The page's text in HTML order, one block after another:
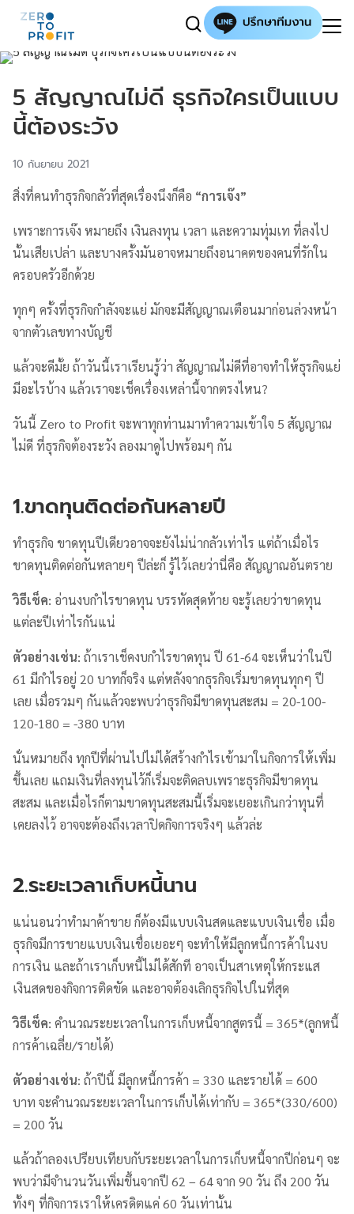
5 สัญญาณไม่ดี ธุรกิจใครเป็นแบบ
นี้ต้องระวัง
10 กันยายน 2021
สิ่งที่คนทำธุรกิจกลัวที่สุดเรื่องนึงก็คือ “การเจ๊ง”
เพราะการเจ๊ง หมายถึง เงินลงทุน เวลา และความทุ่มเท ที่ลงไป
นั้นเสียเปล่า และบางครั้งมันอาจหมายถึงอนาคตของคนที่รักใน
ครอบครัวอีกด้วย
ทุกๆ ครั้งที่ธุรกิจกำลังจะแย่ มักจะมีสัญญาณเตือนมาก่อนล่วงหน้า
จากตัวเลขทางบัญชี
แล้วจะดีมั้ย ถ้าวันนี้เราเรียนรู้ว่า สัญญาณไม่ดีที่อาจทำให้ธุรกิจแย่
มีอะไรบ้าง แล้วเราจะเช็คเรื่องเหล่านี้จากตรงไหน?
วันนี้ Zero to Profit จะพาทุกท่านมาทำความเข้าใจ 5 สัญญาณ
ไม่ดี ที่ธุรกิจต้องระวัง ลองมาดูไปพร้อมๆ กัน
1.ขาดทุนติดต่อกันหลายปี
ทำธุรกิจ ขาดทุนปีเดียวอาจจะยังไม่น่ากลัวเท่าไร แต่ถ้าเมื่อไร
ขาดทุนติดต่อกันหลายๆ ปีล่ะก็ รู้ไว้เลยว่านี่คือ สัญญาณอันตราย
วิธีเช็ค: อ่านงบกำไรขาดทุน บรรทัดสุดท้าย จะรู้เลยว่าขาดทุน
แต่ละปีเท่าไรกันแน่
ตัวอย่างเช่น: ถ้าเราเช็คงบกำไรขาดทุน ปี 61-64 จะเห็นว่าในปี
61 มีกำไรอยู่ 20 บาทก็จริง แต่หลังจากธุรกิจเริ่มขาดทุนทุกๆ ปี
เลย เมื่อรวมๆ กันแล้วจะพบว่าธุรกิจมีขาดทุนสะสม = 20-100-
120-180 = -380 บาท
นั่นหมายถึง ทุกปีที่ผ่านไปไม่ได้สร้างกำไรเข้ามาในกิจการให้เพิ่ม
ขึ้นเลย แถมเงินที่ลงทุนไว้ก็เริ่มจะติดลบเพราะธุรกิจมีขาดทุน
สะสม และเมื่อไรก็ตามขาดทุนสะสมนี้เริ่มจะเยอะเกินกว่าทุนที่
เคยลงไว้ อาจจะต้องถึงเวลาปิดกิจการจริงๆ แล้วล่ะ
2.ระยะเวลาเก็บหนี้นาน
แน่นอนว่าทำมาค้าขาย ก็ต้องมีแบบเงินสดและแบบเงินเชื่อ เมื่อ
ธุรกิจมีการขายแบบเงินเชื่อเยอะๆ จะทำให้มีลูกหนี้การค้าในงบ
การเงิน และถ้าเราเก็บหนี้ไม่ได้สักที อาจเป็นสาเหตุให้กระแส
เงินสดของกิจการติดขัด และอาจต้องเลิกธุรกิจไปในที่สุด
วิธีเช็ค: คำนวณระยะเวลาในการเก็บหนี้จากสูตรนี้ = 365*(ลูกหนี้
การค้าเฉลี่ย/รายได้)
ตัวอย่างเช่น: ถ้าปีนี้ มีลูกหนี้การค้า = 330 และรายได้ = 600
บาท จะคำนวณระยะเวลาในการเก็บได้เท่ากับ = 365*(330/600)
= 200 วัน
แล้วถ้าลองเปรียบเทียบกับระยะเวลาในการเก็บหนี้จากปีก่อนๆ จะ
พบว่ามีจำนวนวันเพิ่มขึ้นจากปี 62 – 64 จาก 90 วัน ถึง 200 วัน
ทั้งๆ ที่กิจการเราให้เครดิตแค่ 60 วันเท่านั้น